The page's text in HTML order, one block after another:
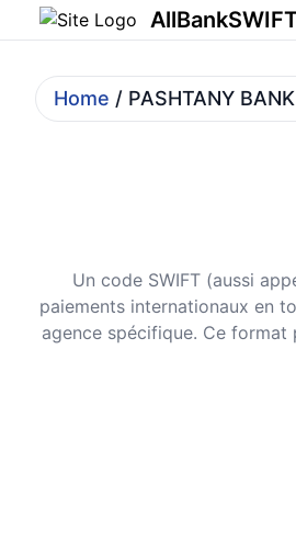
Home / PASHTANY BANK
Un code SWIFT (aussi
paiements internationaux en
agence spécifique. Ce